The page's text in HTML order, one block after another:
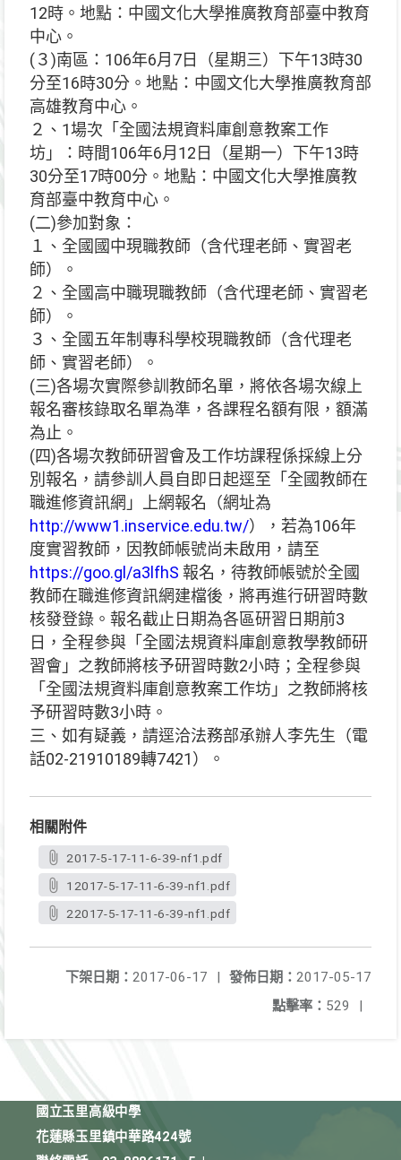
12時。地點：中國文化大學推廣教育部臺中教育
中心。
(３)南區：106年6月7日（星期三）下午13時30
分至16時30分。地點：中國文化大學推廣教育部
高雄教育中心。
２、1場次「全國法規資料庫創意教案工作
坊」：時間106年6月12日（星期一）下午13時
30分至17時00分。地點：中國文化大學推廣教
育部臺中教育中心。
(二)參加對象：
１、全國國中現職教師（含代理老師、實習老
師）。
２、全國高中職現職教師（含代理老師、實習老
師）。
３、全國五年制專科學校現職教師（含代理老
師、實習老師）。
(三)各場次實際參訓教師名單，將依各場次線上
報名審核錄取名單為準，各課程名額有限，額滿
為止。
(四)各場次教師研習會及工作坊課程係採線上分
別報名，請參訓人員自即日起逕至「全國教師在
職進修資訊網」上網報名（網址為
http://www1.inservice.edu.tw/），若為106年
度實習教師，因教師帳號尚未啟用，請至
https://goo.gl/a3lfhS 報名，待教師帳號於全國
教師在職進修資訊網建檔後，將再進行研習時數
核發登錄。報名截止日期為各區研習日期前3
日，全程參與「全國法規資料庫創意教學教師研
習會」之教師將核予研習時數2小時；全程參與
「全國法規資料庫創意教案工作坊」之教師將核
予研習時數3小時。
三、如有疑義，請逕洽法務部承辦人李先生（電
話02-21910189轉7421）。
相關附件
2017-5-17-11-6-39-nf1.pdf
12017-5-17-11-6-39-nf1.pdf
22017-5-17-11-6-39-nf1.pdf
發佈日期： 2017-05-17
下架日期： 2017-06-17
|
點擊率： 529 |
國立玉里高級中學
花蓮縣玉里鎮中華路424號